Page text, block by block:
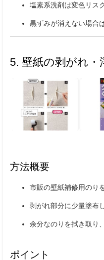
塩素系洗剤は変色リス
黒ずみが消えない場合
5. 壁紙の剥がれ・
方法概要
市販の壁紙補修用のり
剥がれ部分に少量塗布
余分なのりを拭き取り
ポイント